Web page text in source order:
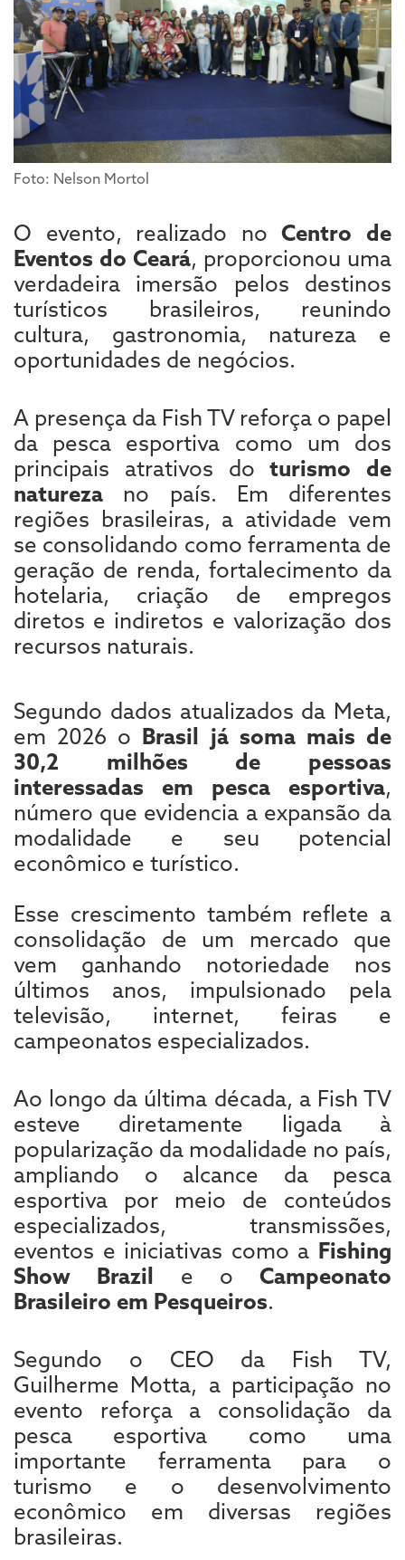
Foto: Nelson Mortol
O evento, realizado noCentro de
Eventos do Ceará, proporcionou uma
verdadeira imersão pelos destinos
turísticos brasileiros, reunindo
cultura, gastronomia, natureza e
oportunidades de negócios.
A presença da Fish TV reforça o papel
da pesca esportiva como um dos
principais atrativos doturismo de
natureza no país. Em diferentes
regiões brasileiras, a atividade vem
se consolidando como ferramenta de
geração de renda, fortalecimento da
hotelaria, criação de empregos
diretos e indiretos e valorização dos
recursos naturais.
Segundo dados atualizados da Meta,
em 2026 o Brasil já soma mais de
30,2 milhões de pessoas
interessadas em pesca esportiva,
número que evidencia a expansão da
modalidade e seu potencial
econômico e turístico.
Esse crescimento também reflete a
consolidação de um mercado que
vem ganhando notoriedade nos
últimos anos, impulsionado pela
televisão, internet, feiras e
campeonatos especializados.
Ao longo da última década, a Fish TV
esteve diretamente ligada à
popularização da modalidade no país,
ampliando o alcance da pesca
esportiva por meio de conteúdos
especializados, transmissões,
eventos e iniciativas como a Fishing
Show Brazil e o Campeonato
Brasileiro em Pesqueiros.
Segundo o CEO da Fish TV,
Guilherme Motta, a participação no
evento reforça a consolidação da
pesca esportiva como uma
importante ferramenta para o
turismo e o desenvolvimento
econômico em diversas regiões
brasileiras.